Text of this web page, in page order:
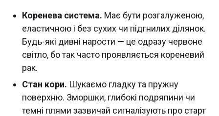
Коренева система. Має бути розгалуженою,
еластичною і без сухих чи підгнилих ділянок.
Будь-які дивні нарости — це одразу червоне
світло, бо так часто проявляється кореневий
рак.
Стан кори. Шукаємо гладку та пружну
поверхню. Зморшки, глибокі подряпини чи
темні плями зазвичай сигналізують про старт